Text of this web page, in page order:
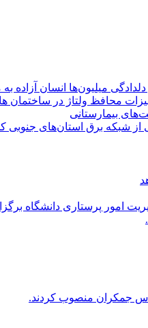
دلدادگی میلیون‌ها انسان
محافظ ولتاژ در ساختمان ها
بیمارستانی
از شبكه برق استان‌های جنوبی
امور پرستاری دانشگاه
جمکران منصوب کردند.